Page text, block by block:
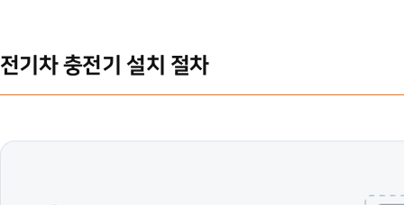
전기차 충전기 설치 절차